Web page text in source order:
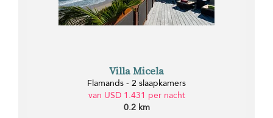
Villa Micela
Flamands - 2 slaapkamers
van USD 1.431 per nacht
0.2 km